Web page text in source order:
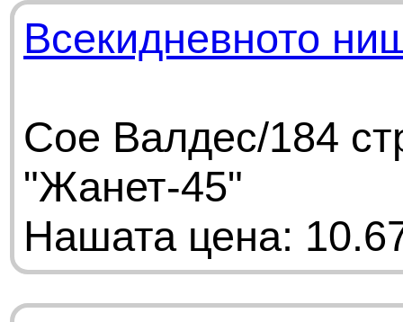
Всекидневното
Сое Валдес/184
"Жанет-45"
Нашата цена: